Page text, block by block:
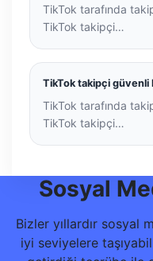
TikTok tarafında
TikTok takipçi…
TikTok takipçi güvenli
TikTok tarafında
TikTok takipçi…
Sosyal
Bizler yıllardır sosyal
iyi seviyelere